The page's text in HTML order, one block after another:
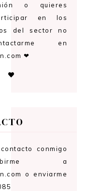
o quieres
en los
del sector no
en
❤
conmigo
a
o enviarme